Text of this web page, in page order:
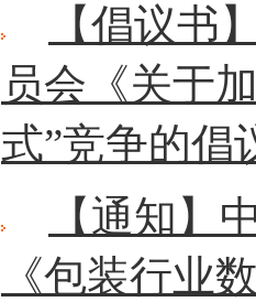
【倡议书
员会《关于
式”竞争的倡
【通知】
《包装行业